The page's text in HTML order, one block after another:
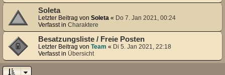
Soleta
Letzter Beitrag von Soleta « Do 7. Jan 2021, 00:24
Verfasst in Charaktere
Besatzungsliste / Freie Posten
Letzter Beitrag von Team « Di 5. Jan 2021, 22:18
Verfasst in Übersicht